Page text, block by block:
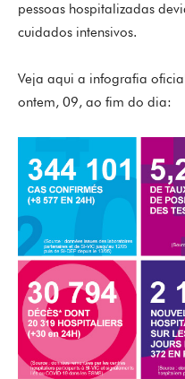
pessoas hospitalizadas
cuidados intensivos.
Veja aqui a infografia
ontem, 09, ao fim do dia: